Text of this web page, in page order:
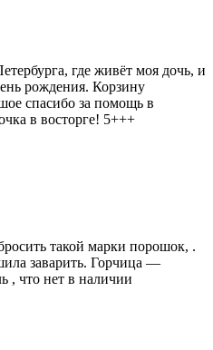
где живёт моя дочь, и
рождения. Корзину
спасибо за помощь в
в восторге! 5+++
такой марки порошок, .
заварить. Горчица —
, что нет в наличии